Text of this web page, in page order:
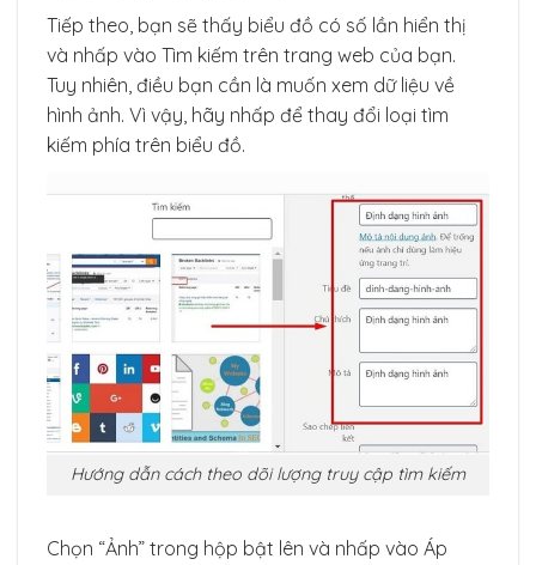
Tiếp theo, bạn sẽ thấy biểu đồ có số lần hiển thị
và nhấp vào Tìm kiếm trên trang web của bạn.
Tuy nhiên, điều bạn cần là muốn xem dữ liệu về
hình ảnh. Vì vậy, hãy nhấp để thay đổi loại tìm
kiếm phía trên biểu đồ.
Hướng dẫn cách theo dõi lượng truy cập tìm kiếm
Chọn “Ảnh” trong hộp bật lên và nhấp vào Áp